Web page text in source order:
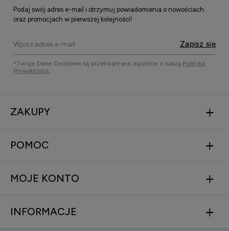
Podaj swój adres e-mail i otrzymuj powiadomienia o nowościach
oraz promocjach w pierwszej kolejności!
Zapisz się
*Twoje Dane Osobowe są przetwarzane zgodnie z naszą Polityką
Prywatności.
ZAKUPY
POMOC
MOJE KONTO
INFORMACJE